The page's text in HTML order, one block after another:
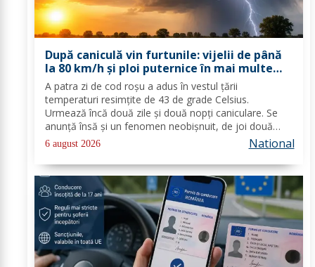
După caniculă vin furtunile: vijelii de până
la 80 km/h și ploi puternice în mai multe
zone
A patra zi de cod roşu a adus în vestul ţării
temperaturi resimţite de 43 de grade Celsius.
Urmează încă două zile şi două nopţi caniculare. Se
anunţă însă şi un fenomen neobişnuit, de joi două
alerte extreme vor fi în vigoare în acelaşi timp în mare
parte din ţară: un cod de caniculă şi unul de...
6 august 2026 National